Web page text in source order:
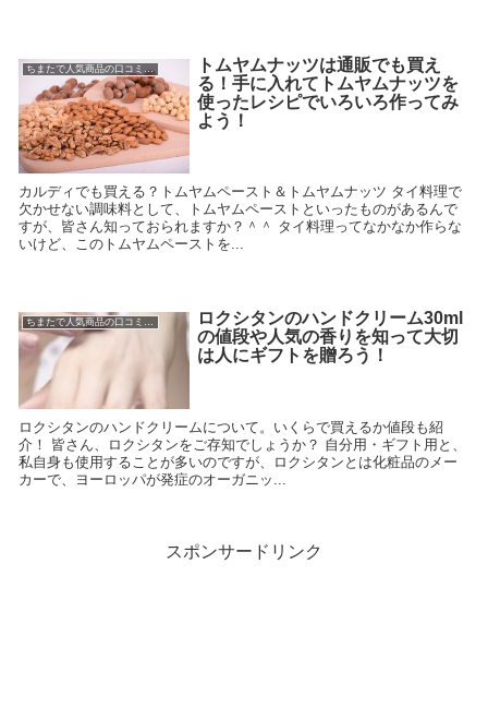
ちまたで人気商品の口コミ情報
トムヤムナッツは通販でも買え
る！手に入れてトムヤムナッツを
使ったレシピでいろいろ作ってみ
よう！
カルディでも買える？トムヤムペースト＆トムヤムナッツ タイ料理で
欠かせない調味料として、トムヤムペーストといったものがあるんで
すが、皆さん知っておられますか？＾＾ タイ料理ってなかなか作らな
いけど、このトムヤムペーストを...
ロクシタンのハンドクリーム30ml
の値段や人気の香りを知って大切
は人にギフトを贈ろう！
ロクシタンのハンドクリームについて。いくらで買えるか値段も紹
介！ 皆さん、ロクシタンをご存知でしょうか？ 自分用・ギフト用と、
私自身も使用することが多いのですが、ロクシタンとは化粧品のメー
カーで、ヨーロッパが発症のオーガニッ...
スポンサードリンク